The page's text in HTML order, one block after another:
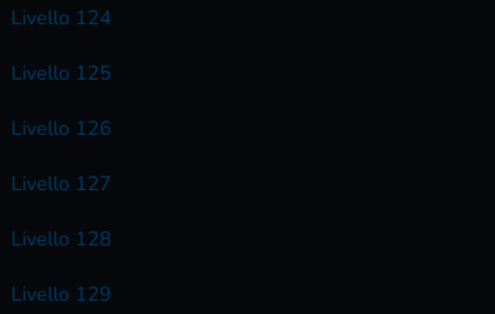
Livello 124
Livello 125
Livello 126
Livello 127
Livello 128
Livello 129